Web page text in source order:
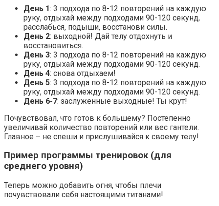
День 1: 3 подхода по 8-12 повторений на каждую
руку, отдыхай между подходами 90-120 секунд,
расслабься, подыши, восстанови силы.
День 2: выходной! Дай телу отдохнуть и
восстановиться.
День 3: 3 подхода по 8-12 повторений на каждую
руку, отдыхай между подходами 90-120 секунд.
День 4: снова отдыхаем!
День 5: 3 подхода по 8-12 повторений на каждую
руку, отдыхай между подходами 90-120 секунд.
День 6-7: заслуженные выходные! Ты крут!
Почувствовал, что готов к большему? Постепенно
увеличивай количество повторений или вес гантели.
Главное – не спеши и прислушивайся к своему телу!
Пример программы тренировок (для
среднего уровня)
Теперь можно добавить огня, чтобы плечи
почувствовали себя настоящими титанами!